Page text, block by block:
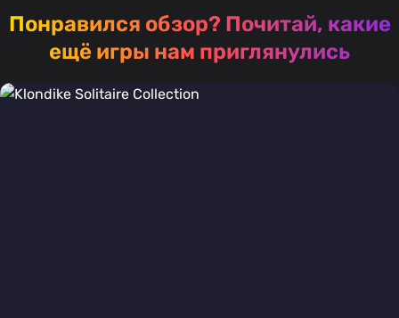
Понравился обзор? Почитай, какие
ещё игры нам приглянулись